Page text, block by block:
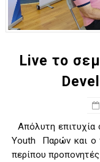
Live το
Απόλυτη
Youth Παρών και ο
περίπου